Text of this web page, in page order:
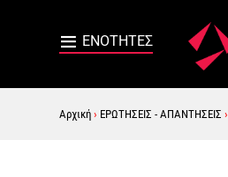
Αρχική › ΕΡΩΤΗΣΕΙΣ - ΑΠΑΝΤΗΣΕΙΣ ›